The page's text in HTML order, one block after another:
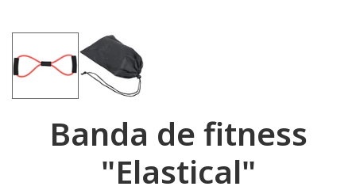
Banda de fitness
"Elastical"